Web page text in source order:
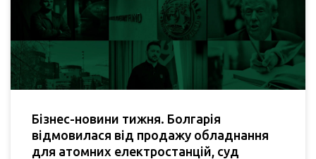
Бізнес-новини тижня. Болгарія
відмовилася від продажу обладнання
для атомних електростанцій, суд